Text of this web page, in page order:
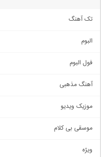
تک آهنگ
اجتماعی
حماسی
سنتی
اهنگ بندرعباسی
دمو
البوم
فول البوم
آهنگ مذهبی
موزیک ویدیو
موسقی بی کلام
ویژه